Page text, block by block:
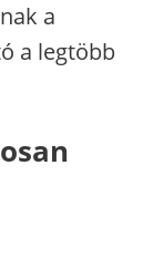
a
a legtöbb